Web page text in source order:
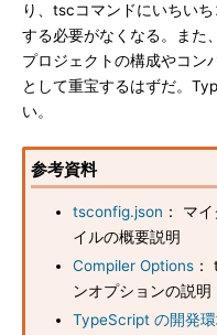
り、tscコマンドにいちい
する必要がなくなる。また
プロジェクトの構成やコン
として重宝するはずだ。
い。
参考資料
tsconfig.json ： マ
イルの概要説明
Compiler Options
ンオプションの説明
TypeScript の開発